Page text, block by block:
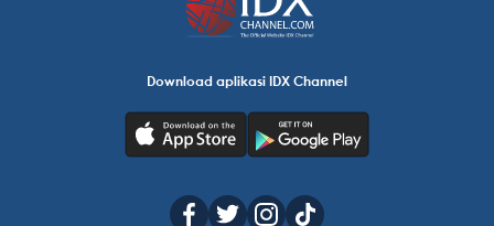
Download aplikasi IDX Channel